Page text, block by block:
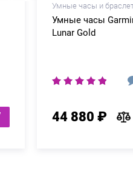
Умные часы и
Умные часы
Lunar Gold
44 880 ₽